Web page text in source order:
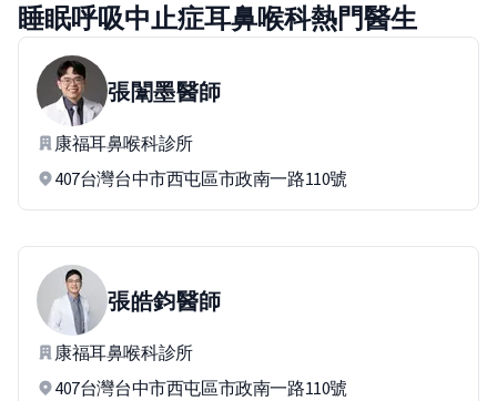
睡眠呼吸中止症耳鼻喉科熱門醫生
張闈墨醫師
康福耳鼻喉科診所
407台灣台中市西屯區市政南一路110號
張皓鈞醫師
康福耳鼻喉科診所
407台灣台中市西屯區市政南一路110號